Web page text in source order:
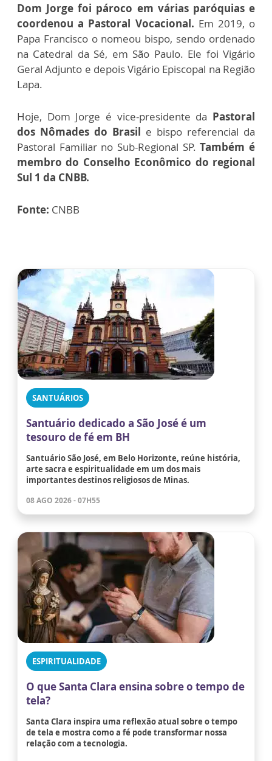
Dom Jorge foi pároco em várias paróquias e
coordenou a Pastoral Vocacional. Em 2019, o
Papa Francisco o nomeou bispo, sendo ordenado
na Catedral da Sé, em São Paulo. Ele foi Vigário
Geral Adjunto e depois Vigário Episcopal na Região
Lapa.
Hoje, Dom Jorge é vice-presidente da Pastoral
dos Nômades do Brasil e bispo referencial da
Pastoral Familiar no Sub-Regional SP.Também é
membro do Conselho Econômico do regional
Sul 1 da CNBB.
Fonte: CNBB
SANTUÁRIOS
Santuário dedicado a São José é um
tesouro de fé em BH
Santuário São José, em Belo Horizonte, reúne história,
arte sacra e espiritualidade em um dos mais
importantes destinos religiosos de Minas.
08 AGO 2026 - 07H55
ESPIRITUALIDADE
O que Santa Clara ensina sobre o tempo de
tela?
Santa Clara inspira uma reflexão atual sobre o tempo
de tela e mostra como a fé pode transformar nossa
relação com a tecnologia.